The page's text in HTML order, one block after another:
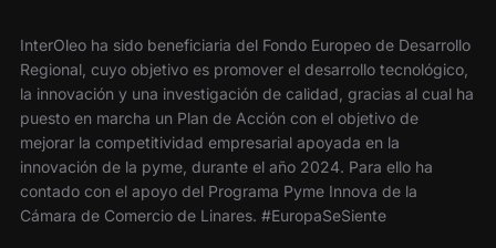
InterOleo ha sido beneficiaria del Fondo Europeo de Desarrollo
Regional, cuyo objetivo es promover el desarrollo tecnológico,
la innovación y una investigación de calidad, gracias al cual ha
puesto en marcha un Plan de Acción con el objetivo de
mejorar la competitividad empresarial apoyada en la
innovación de la pyme, durante el año 2024. Para ello ha
contado con el apoyo del Programa Pyme Innova de la
Cámara de Comercio de Linares. #EuropaSeSiente